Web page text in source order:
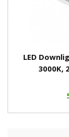
LED
3000K,